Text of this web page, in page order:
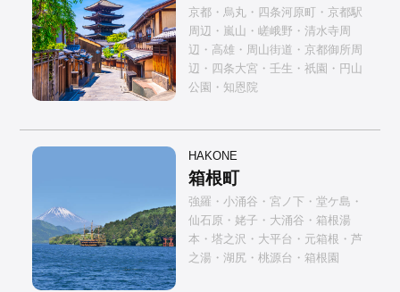
京都・烏丸・四条河原町・京都駅
周辺・嵐山・嵯峨野・清水寺周
辺・高雄・周山街道・京都御所周
辺・四条大宮・壬生・祇園・円山
公園・知恩院
HAKONE
箱根町
強羅・小涌谷・宮ノ下・堂ケ島・
仙石原・姥子・大涌谷・箱根湯
本・塔之沢・大平台・元箱根・芦
之湯・湖尻・桃源台・箱根園